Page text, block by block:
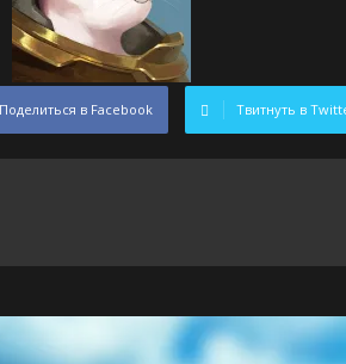
Поделиться в Facebook Твитнуть в